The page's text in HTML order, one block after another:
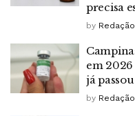
precisa
by Redação
em 2026
já
by Redação